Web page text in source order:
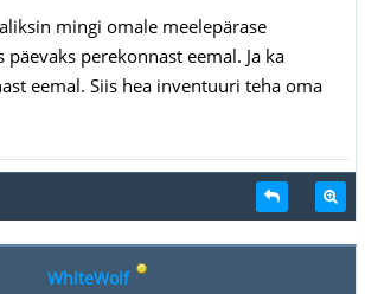
mingi omale meelepärase
päevaks perekonnast eemal. Ja ka
eemal. Siis hea inventuuri teha oma
WhiteWolf